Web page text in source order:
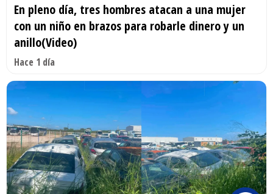
En pleno día, tres hombres atacan a una mujer
con un niño en brazos para robarle dinero y un
anillo(Video)
Hace 1 día